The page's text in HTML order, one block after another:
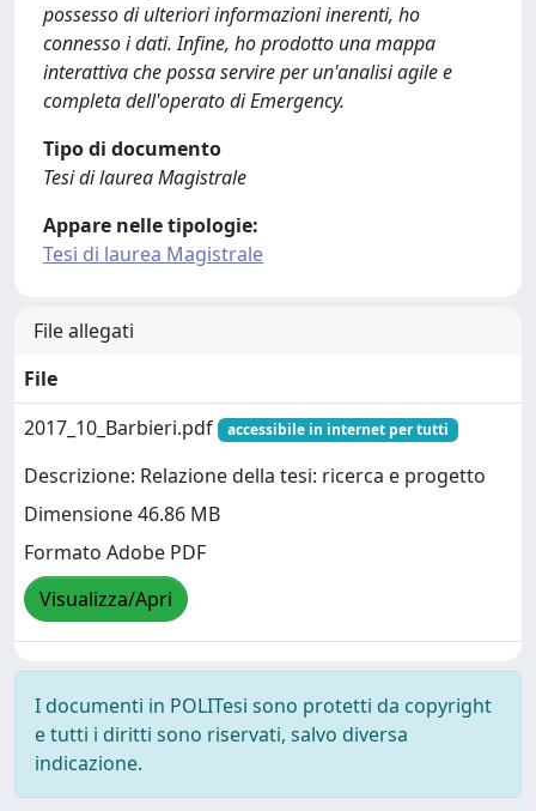
possesso di ulteriori informazioni inerenti, ho
connesso i dati. Infine, ho prodotto una mappa
interattiva che possa servire per un'analisi agile e
completa dell'operato di Emergency.
Tipo di documento
Tesi di laurea Magistrale
Appare nelle tipologie:
Tesi di laurea Magistrale
File allegati
File
2017_10_Barbieri.pdf
accessibile in internet per tutti
Descrizione: Relazione della tesi: ricerca e progetto
Dimensione 46.86 MB
Formato Adobe PDF
Visualizza/Apri
I documenti in POLITesi sono protetti da copyright
e tutti i diritti sono riservati, salvo diversa
indicazione.